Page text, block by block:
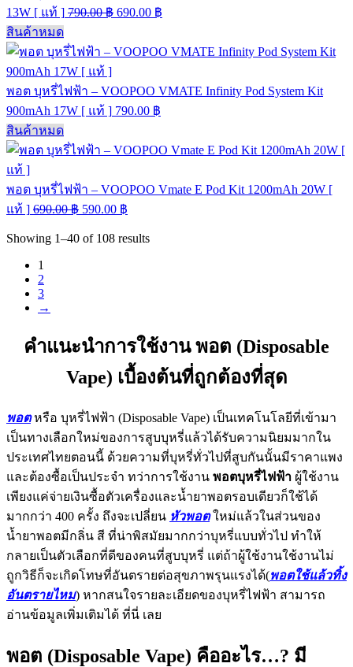
13W [ แท้ ] 790.00฿ 690.00 ฿
สินค้าหมด
พอต บุหรี่ไฟฟ้า – VOOPOO VMATE Infinity Pod System Kit
900mAh 17W [ แท้ ] 790.00 ฿
สินค้าหมด
พอต บุหรี่ไฟฟ้า – VOOPOO Vmate E Pod Kit 1200mAh 20W [
แท้ ] 690.00฿ 590.00 ฿
Showing 1–40 of 108 results
1
2
3
→
คำแนะนำการใช้งาน พอต (Disposable
Vape) เบื้องต้นที่ถูกต้องที่สุด
พอตหรือ บุหรี่ไฟฟ้า (Disposable Vape) เป็นเทคโนโลยีที่เข้ามา
เป็นทางเลือกใหม่ของการสูบบุหรี่แล้วได้รับความนิยมมากใน
ประเทศไทยตอนนี้ ด้วยความที่บุหรี่ทั่วไปที่สูบกันนั้นมีราคาแพง
และต้องซื้อเป็นประจำ ทว่าการใช้งาน พอตบุหรี่ไฟฟ้า ผู้ใช้งาน
เพียงแค่จ่ายเงินซื้อตัวเครื่องและน้ำยาพอตรอบเดียวก็ใช้ได้
มากกว่า 400 ครั้ง ถึงจะเปลี่ยน หัวพอตใหม่แล้วในส่วนของ
น้ำยาพอตมีกลิ่น สี ที่น่าพิสมัยมากกว่าบุหรี่แบบทั่วไป ทำให้
กลายเป็นตัวเลือกที่ดีของคนที่สูบบุหรี่ แต่ถ้าผู้ใช้งานใช้งานไม่
ถูกวิธีก็จะเกิดโทษที่อันตรายต่อสุขภาพรุนแรงได้(พอตใช้แล้วทิ้ง
อันตรายไหม) หากสนใจรายละเอียดของบุหรี่ไฟฟ้า สามารถ
อ่านข้อมูลเพิ่มเติมได้ ที่นี่ เลย
พอต (Disposable Vape) คืออะไร…? มี